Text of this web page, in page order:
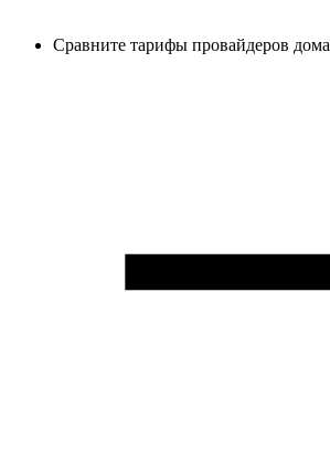
Сравните тарифы провайдеров дома